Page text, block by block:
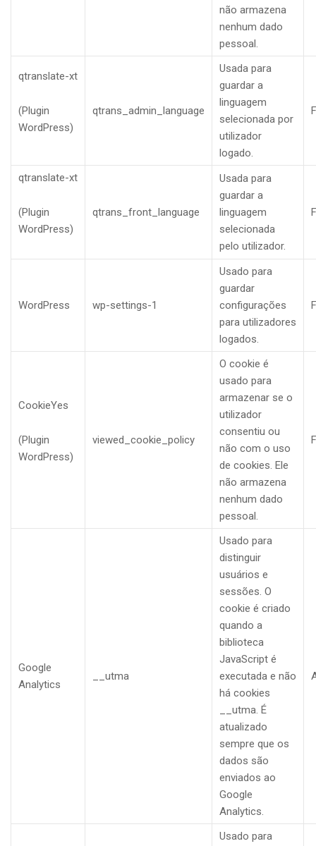
não armazena
nenhum dado
pessoal.
qtranslate-xt
(Plugin
WordPress)
qtrans_admin_language
Usada para
guardar a
linguagem
selecionada por
utilizador
logado.
qtranslate-xt
(Plugin
WordPress)
qtrans_front_language
Usada para
guardar a
linguagem
selecionada
pelo utilizador.
WordPress wp-settings-1
Usado para
guardar
configurações
para utilizadores
logados.
CookieYes
(Plugin
WordPress)
viewed_cookie_policy
O cookie é
usado para
armazenar se o
utilizador
consentiu ou
não com o uso
de cookies. Ele
não armazena
nenhum dado
pessoal.
Google
Analytics
__utma
Usado para
distinguir
usuários e
sessões. O
cookie é criado
quando a
biblioteca
JavaScript é
executada e não
há cookies
__utma. É
atualizado
sempre que os
dados são
enviados ao
Google
Analytics.
Usado para